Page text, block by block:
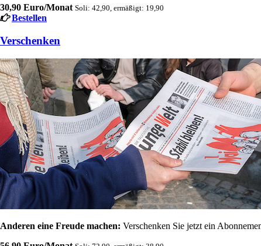
30,90 Euro/Monat Soli: 42,90, ermäßigt: 19,90
Bestellen
Verschenken
Anderen eine Freude machen: Verschenken Sie jetzt ein